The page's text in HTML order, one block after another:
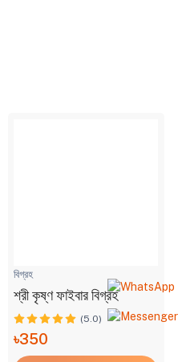
বিগ্রহ
শ্রী কৃষ্ণ ফাইবার বিগ্রহ
(5.0)
৳350